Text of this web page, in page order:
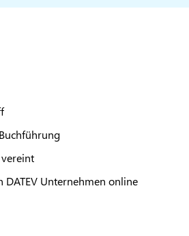
DATEV Unternehmen online